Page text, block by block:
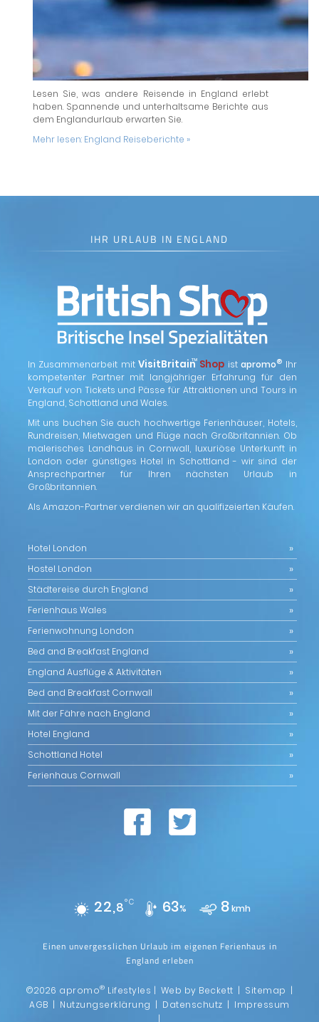
Lesen Sie, was andere Reisende in England erlebt
haben. Spannende und unterhaltsame Berichte aus
dem Englandurlaub erwarten Sie.
Mehr lesen: England Reiseberichte »
IHR URLAUB IN ENGLAND
In Zusammenarbeit mitVisitBritain
™ Shop istapromo® Ihr
kompetenter Partner mit langjähriger Erfahrung für den
Verkauf von Tickets und Pässe für Attraktionen und Tours in
England, Schottland und Wales.
Mit uns buchen Sie auch hochwertige Ferienhäuser, Hotels,
Rundreisen, Mietwagen und Flüge nach Großbritannien. Ob
malerisches Landhaus in Cornwall, luxuriöse Unterkunft in
London oder günstiges Hotel in Schottland - wir sind der
Ansprechpartner für Ihren nächsten Urlaub in
Großbritannien.
Als Amazon-Partner verdienen wir an qualifizeierten Käufen.
Hotel London
Hostel London
Städtereise durch England
Ferienhaus Wales
Ferienwohnung London
Bed and Breakfast England
England Ausflüge & Aktivitäten
Bed and Breakfast Cornwall
Mit der Fähre nach England
Hotel England
Schottland Hotel
Ferienhaus Cornwall
22,8°C 63% 8kmh
Einen unvergesslichen Urlaub im eigenen Ferienhaus in
England erleben
©2026 apromo® Lifestyles | Web by Beckett | Sitemap |
AGB | Nutzungserklärung | Datenschutz | Impressum
|